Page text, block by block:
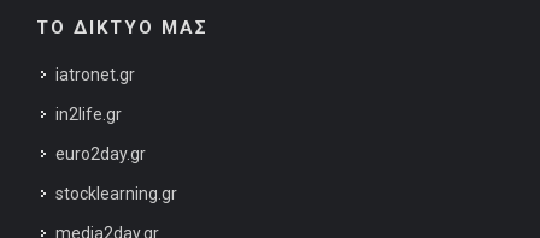
ΤΟ ΔΙΚΤΥΟ ΜΑΣ
iatronet.gr
in2life.gr
euro2day.gr
stocklearning.gr
media2day.gr